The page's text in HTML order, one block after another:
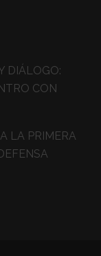
DIÁLOGO:
CON
LA PRIMERA